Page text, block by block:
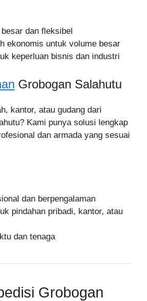
dan fleksibel
ekonomis untuk volume besar
keperluan bisnis dan industri
Grobogan Salahutu
kantor, atau gudang dari
Kami punya solusi lengkap
dan armada yang sesuai
dan berpengalaman
pindahan pribadi, kantor, atau
dan tenaga
Grobogan